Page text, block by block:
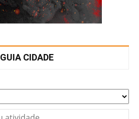
GUIA CIDADE